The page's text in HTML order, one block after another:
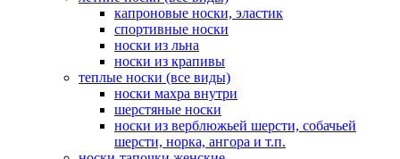
капроновые носки, эластик
спортивные носки
носки из льна
носки из крапивы
теплые носки (все виды)
носки махра внутри
шерстяные носки
носки из верблюжьей шерсти, собачьей
шерсти, норка, ангора и т.п.